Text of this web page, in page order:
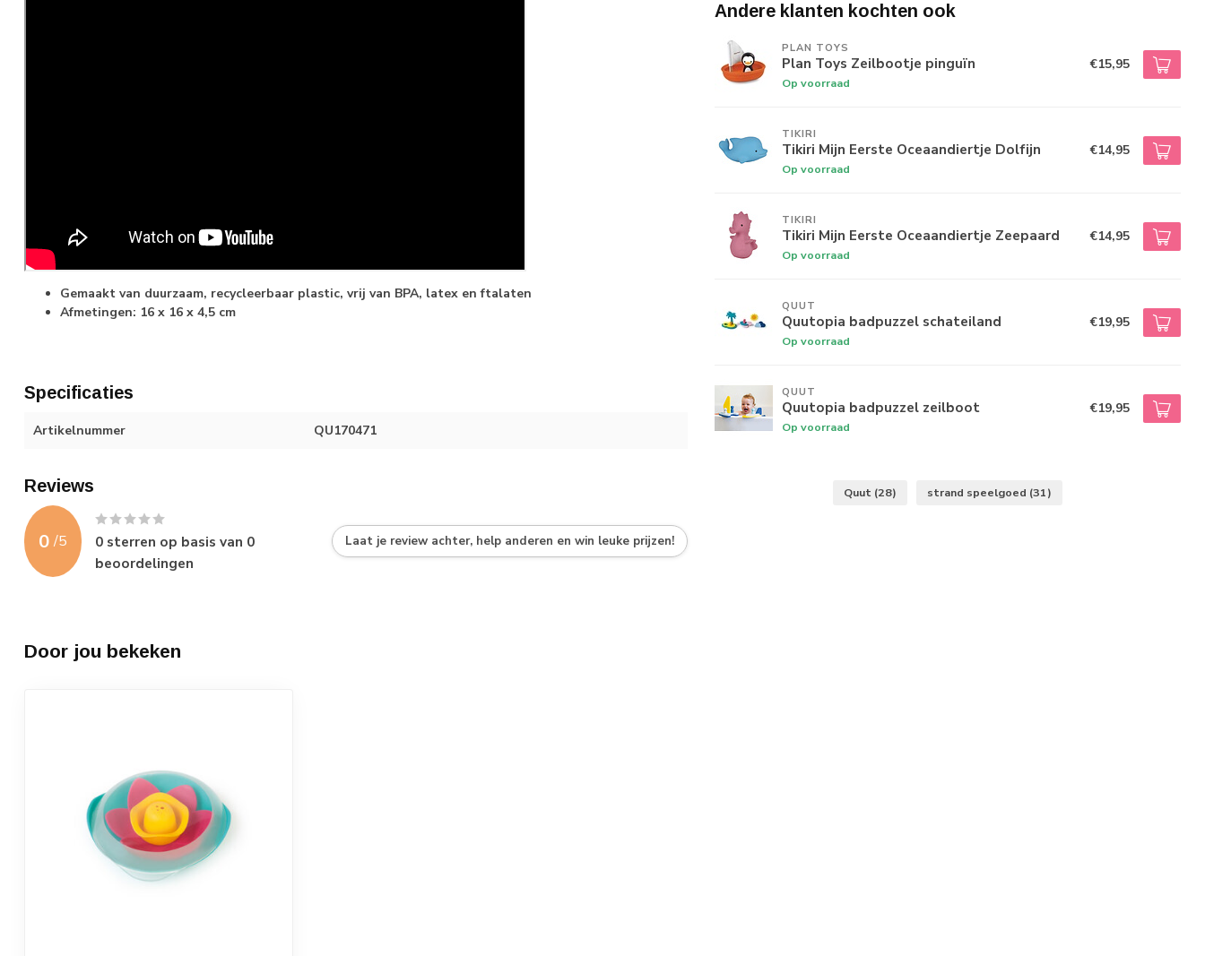
Gemaakt van duurzaam, recycleerbaar plastic, vrij van BPA, latex en ftalaten
Afmetingen: 16 x 16 x 4,5 cm
Specificaties
Artikelnummer QU170471
Reviews
0 /5 0 sterren op basis van 0
beoordelingen
Laat je review achter, help anderen en win leuke prijzen!
Andere klanten kochten ook
PLAN TOYS
Plan Toys Zeilbootje pinguïn
Op voorraad
€15,95
TIKIRI
Tikiri Mijn Eerste Oceaandiertje Dolfijn
Op voorraad
€14,95
TIKIRI
Tikiri Mijn Eerste Oceaandiertje Zeepaard
Op voorraad
€14,95
QUUT
Quutopia badpuzzel schateiland
Op voorraad
€19,95
QUUT
Quutopia badpuzzel zeilboot
Op voorraad
€19,95
Quut (28) strand speelgoed (31)
Door jou bekeken